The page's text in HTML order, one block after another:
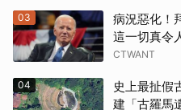
03
病況惡化！
這一切真令
CTWANT
04
史上最扯假
建「古羅馬